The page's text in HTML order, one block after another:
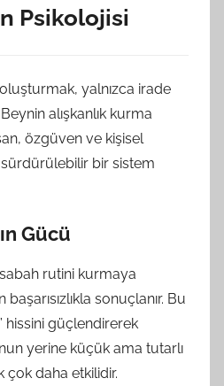
Psikolojisi
yalnızca irade
alışkanlık kurma
özgüven ve kişisel
bir sistem
Gücü
rutini kurmaya
sonuçlanır. Bu
hissini güçlendirerek
yerine küçük ama tutarlı
çok daha etkilidir.